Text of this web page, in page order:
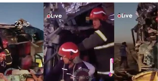
turystów. Na przeciwnych
biegunach Egipt i
22 lip